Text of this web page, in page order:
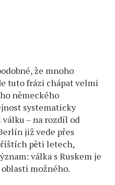
že mnoho
tuto frázi chápat velmi
německého
systematicky
– na rozdíl od
již vede přes
pěti letech,
válka s Ruskem je
možného.